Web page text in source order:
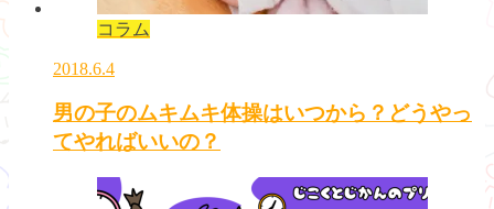
コラム
2018.6.4
男の子のムキムキ体操はいつから？どうやっ
てやればいいの？